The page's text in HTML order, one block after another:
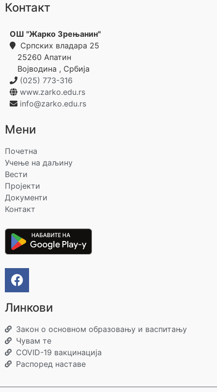
Контакт
ОШ "Жарко Зрењанин"
Српских владара 25
25260 Апатин
Војводина , Србија
(025) 773-316
www.zarko.edu.rs
info@zarko.edu.rs
Мени
Почетна
Учење на даљину
Вести
Пројекти
Документи
Контакт
Линкови
Закон о основном образовању и васпитању
Чувам те
COVID-19 вакцинација
Распоред наставе